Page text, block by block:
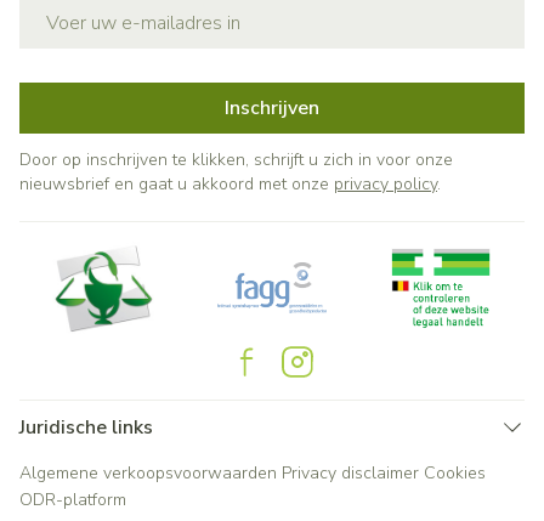
Inschrijven
Door op inschrijven te klikken, schrijft u zich in voor onze
nieuwsbrief en gaat u akkoord met onze privacy policy.
Juridische links
Algemene verkoopsvoorwaarden Privacy disclaimer Cookies
ODR-platform